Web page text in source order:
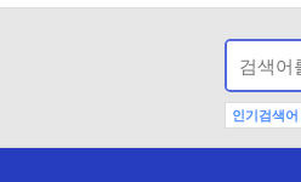
인기검색어